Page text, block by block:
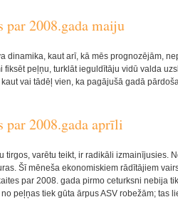
par 2008.gada maiju
dinamika, kaut arī, kā mēs prognozējām,
peļņu, turklāt ieguldītāju vidū valda
vai tādēļ vien, ka pagājušā gadā
par 2008.gada aprīli
tirgos, varētu teikt, ir radikāli izmainījusies.
Šī mēneša ekonomiskiem rādītājiem
par 2008. gada pirmo ceturksni nebija
peļņas tiek gūta ārpus ASV robežām; tas